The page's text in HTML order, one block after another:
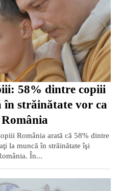
58% dintre copiii
străinătate vor ca
România arată că 58% dintre
la muncă în străinătate îşi
În...